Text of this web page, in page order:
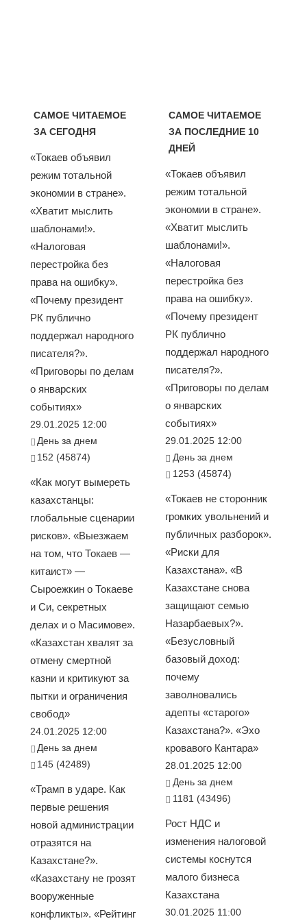
САМОЕ ЧИТАЕМОЕ
ЗА СЕГОДНЯ
«Токаев объявил
режим тотальной
экономии в стране».
«Хватит мыслить
шаблонами!».
«Налоговая
перестройка без
права на ошибку».
«Почему президент
РК публично
поддержал народного
писателя?».
«Приговоры по делам
о январских
событиях»
29.01.2025 12:00
День за днем
152 (45874)
«Как могут вымереть
казахстанцы:
глобальные сценарии
рисков». «Выезжаем
на том, что Токаев —
китаист» —
Сыроежкин о Токаеве
и Си, секретных
делах и о Масимове».
«Казахстан хвалят за
отмену смертной
казни и критикуют за
пытки и ограничения
свобод»
24.01.2025 12:00
День за днем
145 (42489)
«Трамп в ударе. Как
первые решения
новой администрации
отразятся на
Казахстане?».
«Казахстану не грозят
вооруженные
конфликты». «Рейтинг
САМОЕ ЧИТАЕМОЕ
ЗА ПОСЛЕДНИЕ 10
ДНЕЙ
«Токаев объявил
режим тотальной
экономии в стране».
«Хватит мыслить
шаблонами!».
«Налоговая
перестройка без
права на ошибку».
«Почему президент
РК публично
поддержал народного
писателя?».
«Приговоры по делам
о январских
событиях»
29.01.2025 12:00
День за днем
1253 (45874)
«Токаев не сторонник
громких увольнений и
публичных разборок».
«Риски для
Казахстана». «В
Казахстане снова
защищают семью
Назарбаевых?».
«Безусловный
базовый доход:
почему
заволновались
адепты «старого»
Казахстана?». «Эхо
кровавого Кантара»
28.01.2025 12:00
День за днем
1181 (43496)
Рост НДС и
изменения налоговой
системы коснутся
малого бизнеса
Казахстана
30.01.2025 11:00